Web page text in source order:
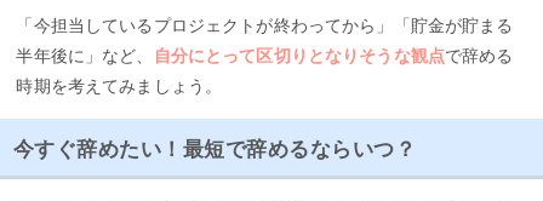
「今担当しているプロジェクトが終わってから」「貯金が貯まる
半年後に」など、
自分にとって区切りとなりそうな観点で辞める
時期を考えてみましょう。
今すぐ辞めたい！最短で辞めるならいつ？